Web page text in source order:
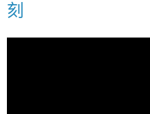
刻